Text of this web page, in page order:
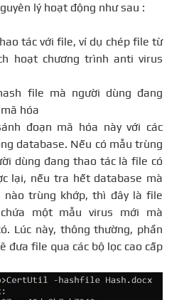
lý hoạt động như sau :
tác với file, ví dụ chép file từ
hoạt chương trình anti virus
file mà người dùng đang
hóa
đoạn mã hóa này với các
database. Nếu có mẫu trùng
dùng đang thao tác là file có
lại, nếu tra hết database mà
nào trùng khớp, thì đây là file
một mẫu virus mới mà
Lúc này, thông thường, phần
đưa file qua các bộ lọc cao cấp